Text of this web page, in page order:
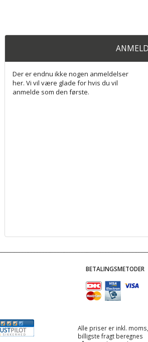
Der er endnu ikke nogen anmeldelser
her. Vi vil være glade for hvis du vil
anmelde som den første.
BETALINGSMETODER
Alle priser er inkl. moms,
billigste fragt beregnes